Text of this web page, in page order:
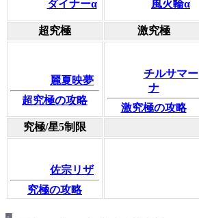
ダイナーα 風火輪α
超究極
激究極
麗夏映夢
超究極の攻略
チルサマー
ナ
激究極の攻略
究極/星5制限
佐宗リザ
究極の攻略